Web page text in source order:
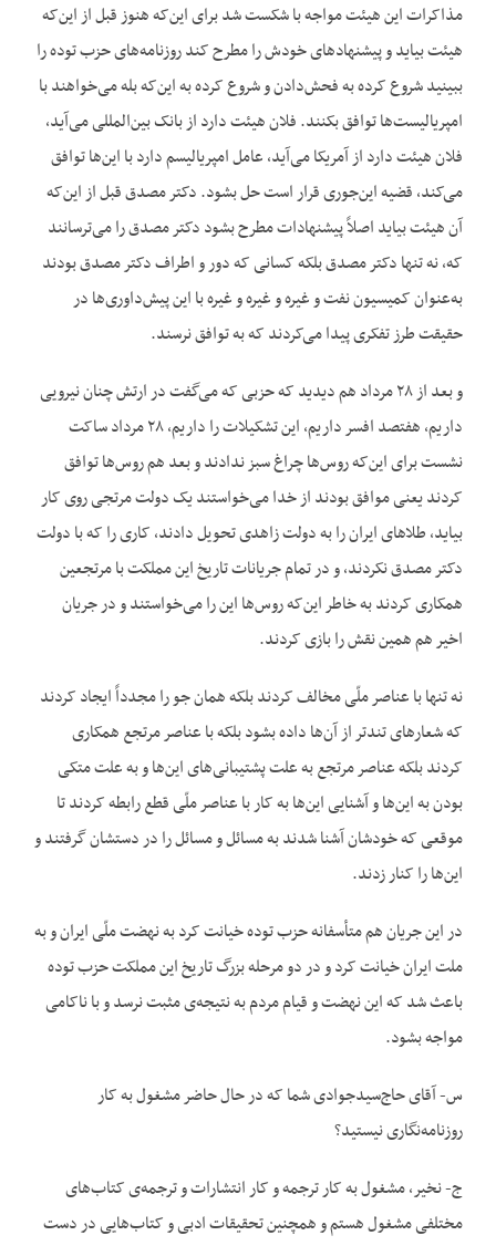
مذاکرات این هیئت مواجه با شکست شد برای این‌که هنوز قبل از این‌که
هیئت بیاید و پیشنهادهای خودش را مطرح کند روزنامه‌های حزب توده را
ببینید شروع کرده به فحش‌دادن و شروع کرده به این‌که بله می‌خواهند با
امپریالیست‌ها توافق بکنند. فلان هیئت دارد از بانک بین‌المللی می‌آید،
فلان هیئت دارد از آمریکا می‌آید، عامل امپریالیسم دارد با این‌ها توافق
می‌کند، قضیه این‌جوری قرار است حل بشود. دکتر مصدق قبل از این‌که
آن هیئت بیاید اصلاً پیشنهادات مطرح بشود دکتر مصدق را می‌ترسانند
که، نه تنها دکتر مصدق بلکه کسانی که دور و اطراف دکتر مصدق بودند
به‌عنوان کمیسیون نفت و غیره و غیره و غیره با این پیش‌داوری‌ها در
حقیقت طرز تفکری پیدا می‌کردند که به توافق نرسند.
و بعد از ۲۸ مرداد هم دیدید که حزبی که می‌گفت در ارتش چنان نیرویی
داریم، هفتصد افسر داریم، این تشکیلات را داریم، ۲۸ مرداد ساکت
نشست برای این‌که روس‌ها چراغ سبز ندادند و بعد هم روس‌ها توافق
کردند یعنی موافق بودند از خدا می‌خواستند یک دولت مرتجی روی کار
بیاید، طلاهای ایران را به دولت زاهدی تحویل دادند، کاری را که با دولت
دکتر مصدق نکردند، و در تمام جریانات تاریخ این مملکت با مرتجعین
همکاری کردند به خاطر این‌که روس‌ها این را می‌خواستند و در جریان
اخیر هم همین نقش را بازی کردند.
نه تنها با عناصر ملّی مخالف کردند بلکه همان جو را مجدداً ایجاد کردند
که شعارهای تندتر از آن‌ها داده بشود بلکه با عناصر مرتجع همکاری
کردند بلکه عناصر مرتجع به علت پشتیبانی‌های این‌ها و به علت متکی
بودن به این‌ها و آشنایی این‌ها به کار با عناصر ملّی قطع رابطه کردند تا
موقعی که خودشان آشنا شدند به مسائل و مسائل را در دستشان گرفتند و
این‌ها را کنار زدند.
در این جریان هم متأسفانه حزب توده خیانت کرد به نهضت ملّی ایران و به
ملت ایران خیانت کرد و در دو مرحله بزرگ تاریخ این مملکت حزب توده
باعث شد که این نهضت و قیام مردم به نتیجه‌ی مثبت نرسد و با ناکامی
مواجه بشود.
س- آقای حاج‌سیدجوادی شما که در حال حاضر مشغول به کار
روزنامه‌نگاری نیستید؟
ج- نخیر، مشغول به کار ترجمه و کار انتشارات و ترجمه‌ی کتاب‌های
مختلفی مشغول هستم و همچنین تحقیقات ادبی و کتاب‌هایی در دست